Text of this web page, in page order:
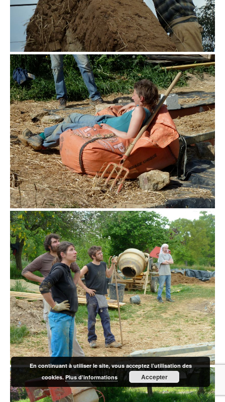
construire et admirer
au repos, mais au soleil
En continuant à utiliser le site, vous acceptez l’utilisation des
cookies.Plus d’informations Accepter